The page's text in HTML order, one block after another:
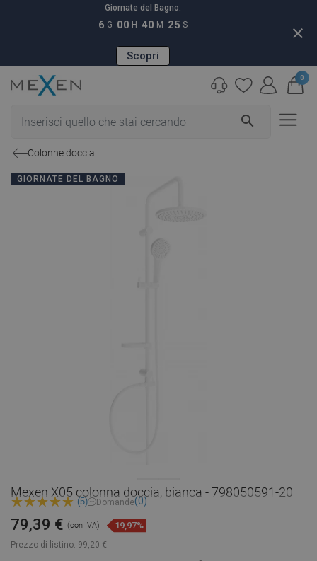
Giornate del Bagno:
6 G 00 H 40 M 24 S
Scopri
close
search
0
Colonne doccia
GIORNATE DEL BAGNO
Mexen X05 colonna doccia, bianca - 798050591-20
(5) Domande(0)
Prezzo di listino: 99,20 €
79,39 € (con IVA) 19,97%